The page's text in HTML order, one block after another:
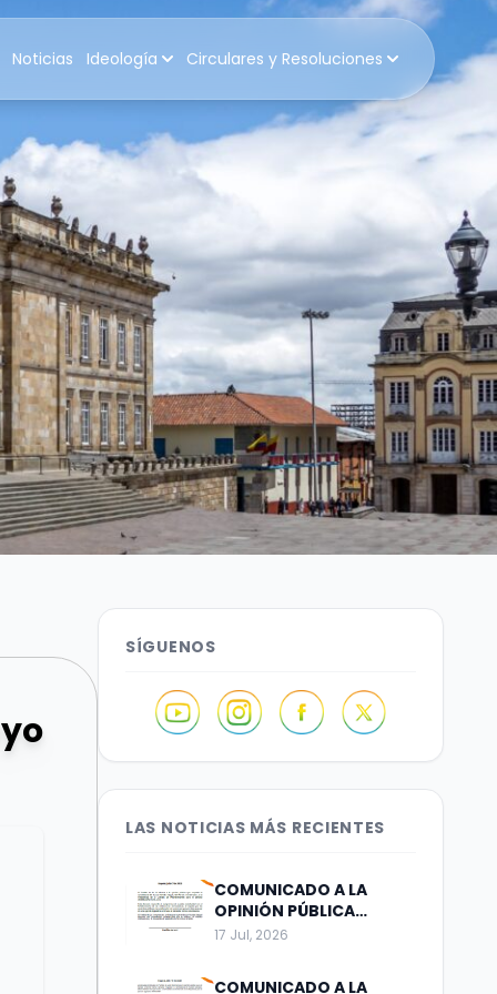
Noticias Ideología Circulares y Resoluciones
SÍGUENOS
LAS NOTICIAS MÁS RECIENTES
COMUNICADO A LA
OPINIÓN PÚBLICA
Bogotá, julio 17 de 2026
17 Jul, 2026
COMUNICADO A LA